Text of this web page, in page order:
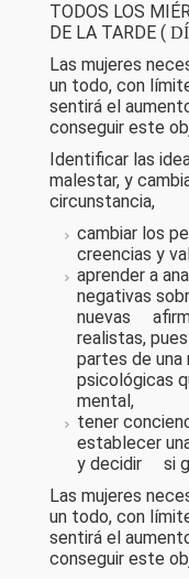
TODOS LOS
DE LA TARDE (
Las mujeres
un todo, con
sentirá el
conseguir este
Identificar las
malestar, y
circunstancia,
cambiar los
creencias y
aprender a
negativas
nuevas
realistas,
partes de una
psicológicas
mental,
tener
establecer
y decidir si
Las mujeres
un todo, con
sentirá el
conseguir este